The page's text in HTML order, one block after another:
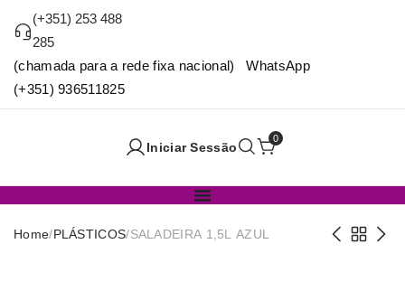
(+351) 253 488
285
(chamada para a rede fixa nacional) WhatsApp
(+351) 936511825
Iniciar Sessão
0
Home/PLÁSTICOS/SALADEIRA 1,5L AZUL